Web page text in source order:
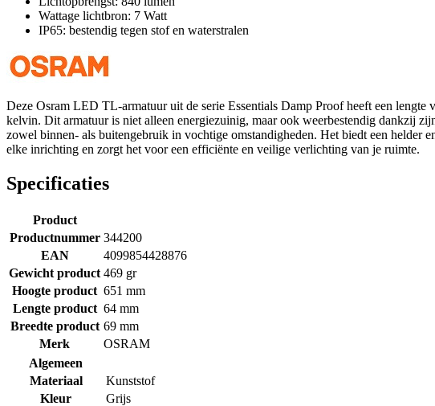
Wattage lichtbron: 7 Watt
IP65: bestendig tegen stof en waterstralen
Deze Osram LED TL-armatuur uit de serie Essentials Damp Proof heeft een
kelvin. Dit armatuur is niet alleen energiezuinig, maar ook weerbestendig dankzij
zowel binnen- als buitengebruik in vochtige omstandigheden. Het biedt een helder
elke inrichting en zorgt het voor een efficiënte en veilige verlichting van je ruimte.
Specificaties
Product
Productnummer 344200
EAN
4099854428876
Gewicht product 469 gr
Hoogte product 651 mm
Lengte product 64 mm
Breedte product 69 mm
Merk
OSRAM
Algemeen
Materiaal
Kunststof
Kleur
Grijs